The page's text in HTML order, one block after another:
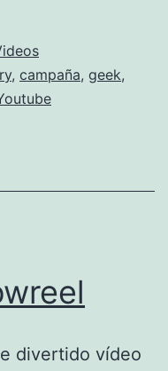
, campaña, geek,
divertido vídeo